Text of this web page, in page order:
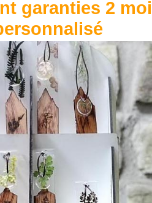
garanties 2